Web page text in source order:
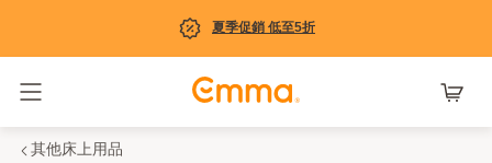
夏季促銷 低至5折
其他床上用品